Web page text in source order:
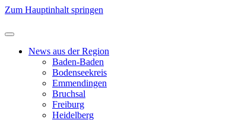
Zum Hauptinhalt springen
News aus der Region
Baden-Baden
Bodenseekreis
Emmendingen
Bruchsal
Freiburg
Heidelberg